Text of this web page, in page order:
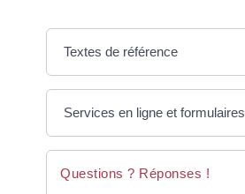
Textes de référence
Services en ligne et formulaires
Questions ? Réponses !